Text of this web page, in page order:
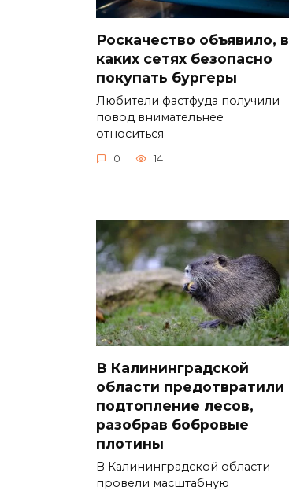
Роскачество объявило, в
каких сетях безопасно
покупать бургеры
Любители фастфуда получили
повод внимательнее
относиться
0 14
В Калининградской
области предотвратили
подтопление лесов,
разобрав бобровые
плотины
В Калининградской области
провели масштабную